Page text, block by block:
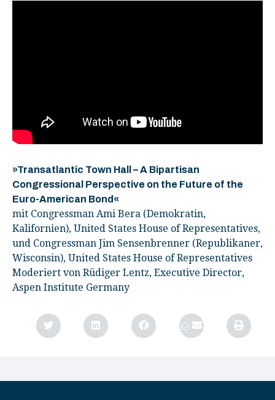
»Transatlantic Town Hall – A Bipartisan
Congressional Perspective on the Future of the
Euro-American Bond«
mit Congressman Ami Bera (Demokratin,
Kalifornien), United States House of Representatives,
und Congressman Jim Sensenbrenner (Republikaner,
Wisconsin), United States House of Representatives
Moderiert von Rüdiger Lentz, Executive Director,
Aspen Institute Germany